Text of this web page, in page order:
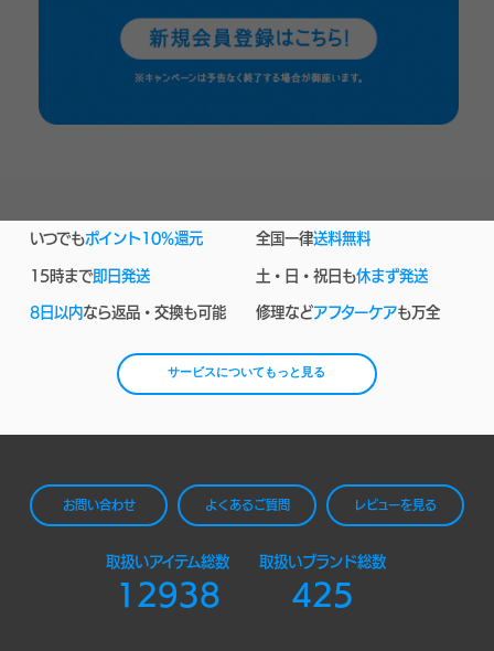
いつでもポイント10%還元 全国一律送料無料
15時まで即日発送 土・日・祝日も休まず発送
8日以内なら返品・交換も可能 修理などアフターケアも万全
サービスについてもっと見る
お問い合わせ よくあるご質問 レビューを見る
取扱いアイテム総数
12938
取扱いブランド総数
425